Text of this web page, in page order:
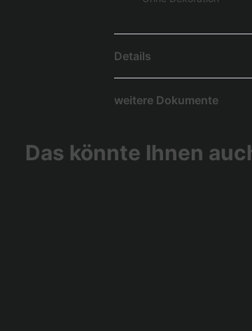
Details
weitere Dokumente
Das könnte Ihnen